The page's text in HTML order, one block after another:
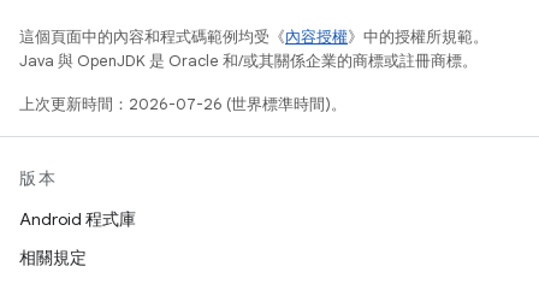
這個頁面中的內容和程式碼範例均受《內容授權》中的授權所規範。
Java 與 OpenJDK 是 Oracle 和/或其關係企業的商標或註冊商標。
上次更新時間：2026-07-26 (世界標準時間)。
版本
Android 程式庫
相關規定